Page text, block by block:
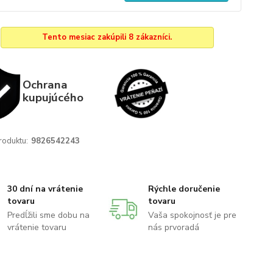
Tento mesiac zakúpili 8 zákazníci.
Ochrana
kupujúcého
9826542243
30 dní na vrátenie
tovaru
Predĺžili sme dobu na
vrátenie tovaru
Rýchle doručenie
tovaru
Vaša spokojnosť je pre
nás prvoradá